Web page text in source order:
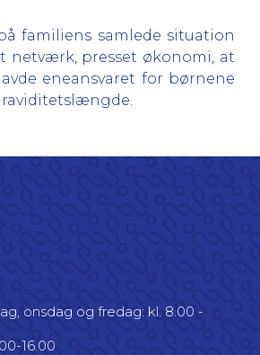
familiens samlede situation
netværk, presset økonomi, at
eneansvaret for børnene
onsdag og fredag: kl. 8.00 -
16.00